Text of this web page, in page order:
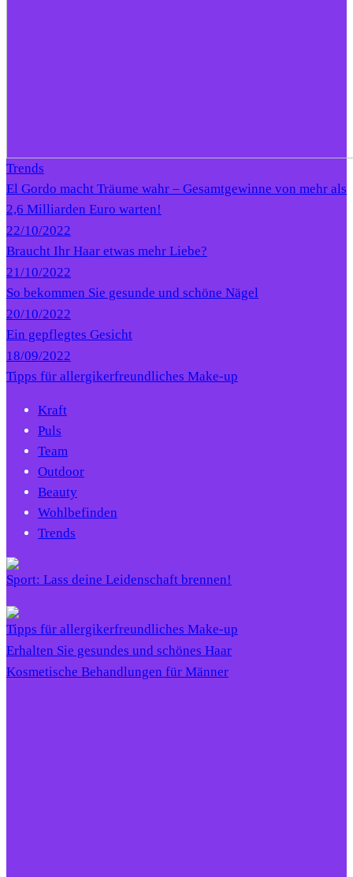
Trends
El Gordo macht Träume wahr – Gesamtgewinne von mehr als
2,6 Milliarden Euro warten!
22/10/2022
Braucht Ihr Haar etwas mehr Liebe?
21/10/2022
So bekommen Sie gesunde und schöne Nägel
20/10/2022
Ein gepflegtes Gesicht
18/09/2022
Tipps für allergikerfreundliches Make-up
Kraft
Puls
Team
Outdoor
Beauty
Wohlbefinden
Trends
Sport: Lass deine Leidenschaft brennen!
Tipps für allergikerfreundliches Make-up
Erhalten Sie gesundes und schönes Haar
Kosmetische Behandlungen für Männer